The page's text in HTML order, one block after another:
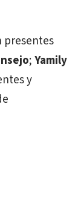
presentes
;Yamily
y